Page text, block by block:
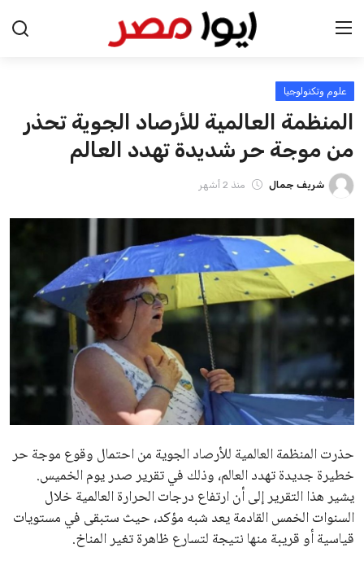
الرئيسية
اخبار مصر
عرب وعالم
اخبار الرياضة
علوم وتكنولوجيا
المرأة والجمال
حوادث
محافظات
علوم وتكنولوجيا
المنظمة العالمية للأرصاد الجوية تحذر
من موجة حر شديدة تهدد العالم
شريف جمال منذ 2 أشهر
حذرت المنظمة العالمية للأرصاد الجوية من احتمال وقوع موجة حر
خطيرة جديدة تهدد العالم، وذلك في تقرير صدر يوم الخميس.
يشير هذا التقرير إلى أن ارتفاع درجات الحرارة العالمية خلال
السنوات الخمس القادمة يعد شبه مؤكد، حيث ستبقى في مستويات
قياسية أو قريبة منها نتيجة لتسارع ظاهرة تغير المناخ.